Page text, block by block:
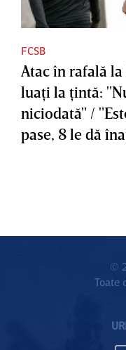
FCSB
Atac în rafală la
luaţi la ţintă:
niciodată" /
pase, 8 le dă
©
Toate